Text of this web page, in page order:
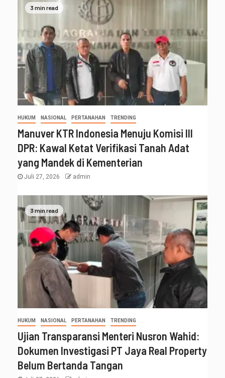
3 min read
HUKUM NASIONAL PERTANAHAN TRENDING
Manuver KTR Indonesia Menuju Komisi III
DPR: Kawal Ketat Verifikasi Tanah Adat
yang Mandek di Kementerian
Juli 27, 2026 admin
3 min read
HUKUM NASIONAL PERTANAHAN TRENDING
Ujian Transparansi Menteri Nusron Wahid:
Dokumen Investigasi PT Jaya Real Property
Belum Bertanda Tangan